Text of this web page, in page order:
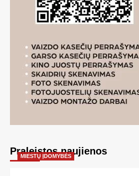
Praleistos naujienos
MIESTŲ ĮDOMYBĖS